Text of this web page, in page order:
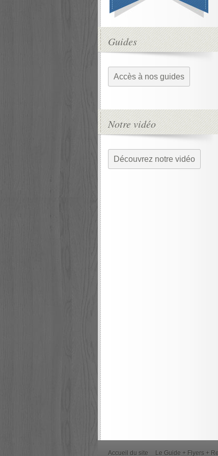
Guides
Accès à nos guides
Notre vidéo
Découvrez notre vidéo
Accueil du site Le Guide + Flyers +